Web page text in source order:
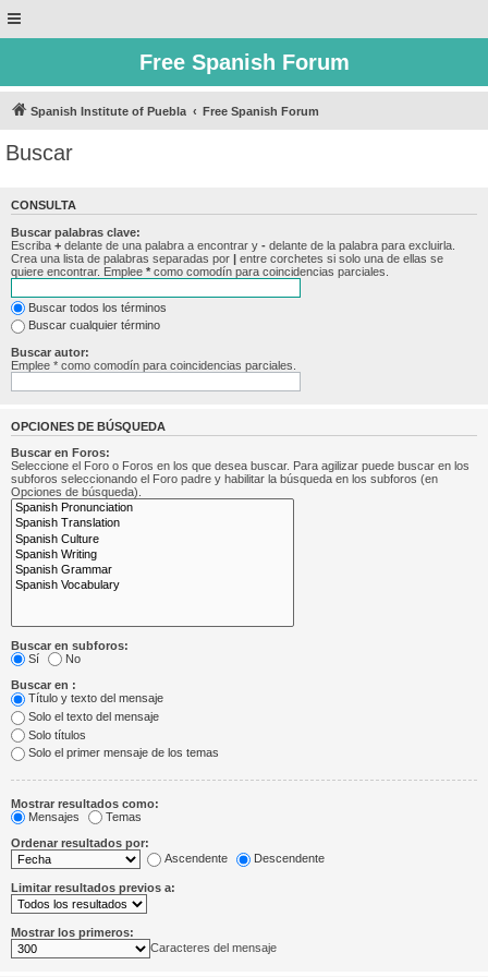
Free Spanish Forum
Spanish Institute of Puebla Free Spanish Forum
Buscar
CONSULTA
Buscar palabras clave:
Escriba + delante de una palabra a encontrar y - delante de la palabra para excluirla.
Crea una lista de palabras separadas por | entre corchetes si solo una de ellas se
quiere encontrar. Emplee * como comodín para coincidencias parciales.
Buscar todos los términos
Buscar cualquier término
Buscar autor:
Emplee * como comodín para coincidencias parciales.
OPCIONES DE BÚSQUEDA
Buscar en Foros:
Seleccione el Foro o Foros en los que desea buscar. Para agilizar puede buscar en los
subforos seleccionando el Foro padre y habilitar la búsqueda en los subforos (en
Opciones de búsqueda).
Buscar en subforos:
Sí
No
Buscar en :
Título y texto del mensaje
Solo el texto del mensaje
Solo títulos
Solo el primer mensaje de los temas
Mostrar resultados como:
Mensajes
Temas
Ordenar resultados por:
Ascendente
Descendente
Limitar resultados previos a:
Mostrar los primeros:
Caracteres del mensaje